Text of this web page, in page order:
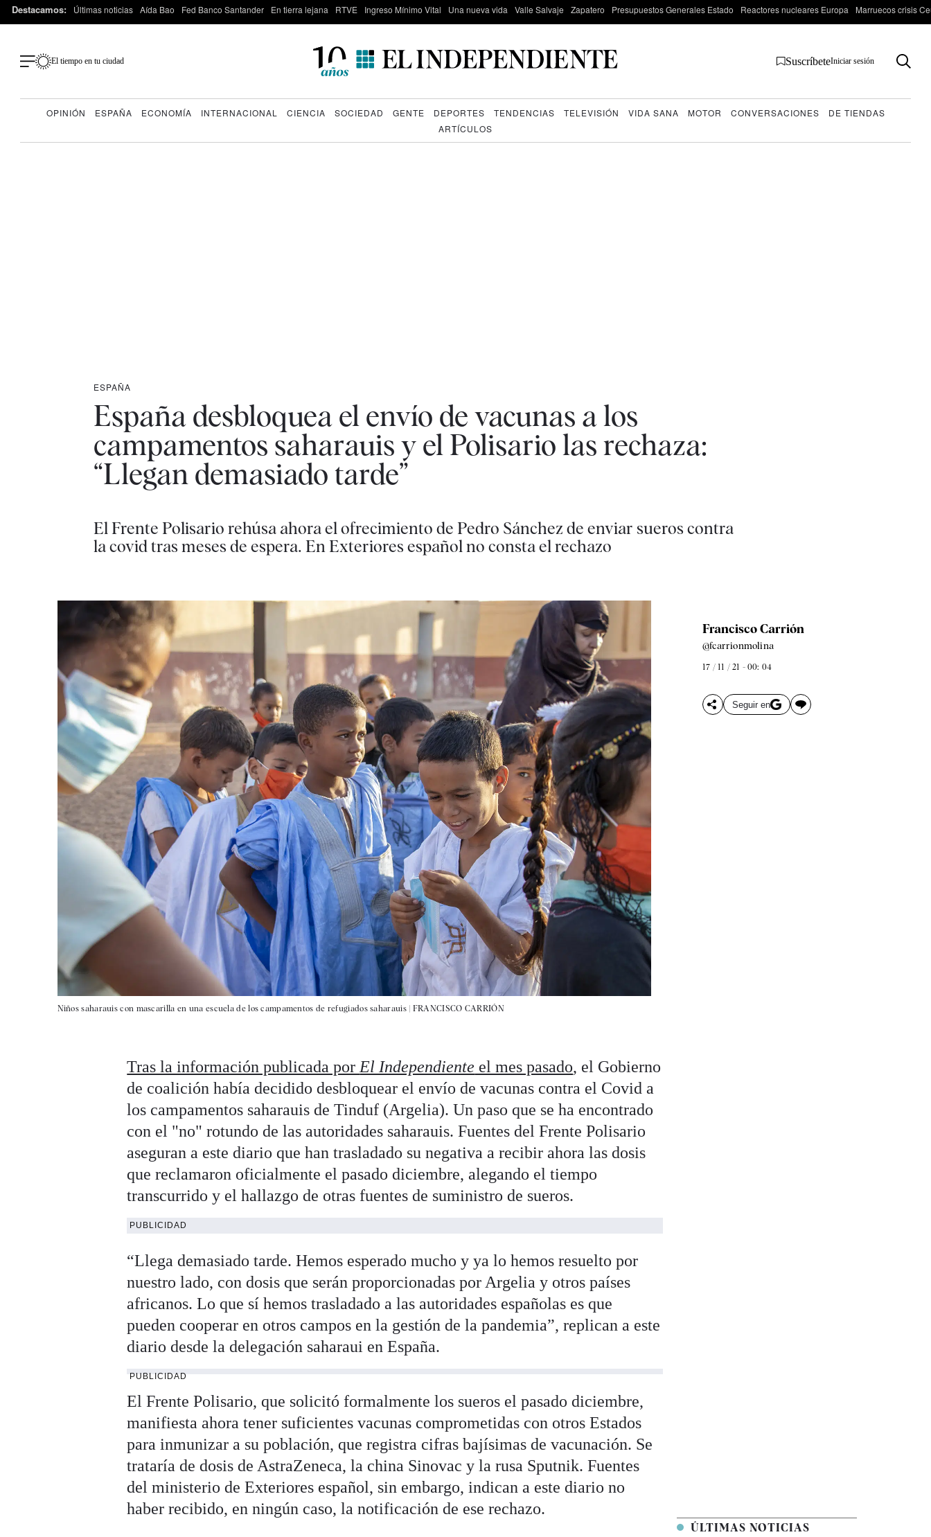
Destacamos: Últimas noticias Aída Bao Fed Banco Santander En tierra lejana RTVE Ingreso Mínimo Vital Una nueva vida Valle Salvaje Zapatero Presupuestos Generales Estado Reactores nucleares Europa Marruecos crisis
El tiempo en tu ciudad SuscríbeteIniciar sesión
OPINIÓN ESPAÑA ECONOMÍA INTERNACIONAL CIENCIA SOCIEDAD GENTE DEPORTES TENDENCIAS TELEVISIÓN VIDA SANA MOTOR CONVERSACIONES
DE TIENDAS
ARTÍCULOS
ESPAÑA
España desbloquea el envío de vacunas a los
campamentos saharauis y el Polisario las rechaza:
“Llegan demasiado tarde”
El Frente Polisario rehúsa ahora el ofrecimiento de Pedro Sánchez de enviar sueros contra
la covid tras meses de espera. En Exteriores español no consta el rechazo
Niños saharauis con mascarilla en una escuela de los campamentos de refugiados saharauis | FRANCISCO CARRIÓN
Francisco Carrión
@fcarrionmolina
17 / 11 / 21 - 00: 04
Seguir en
Tras la información publicada porEl Independiente el mes pasado, el Gobierno
de coalición había decidido desbloquear el envío de vacunas contra el Covid a
los campamentos saharauis de Tinduf (Argelia). Un paso que se ha encontrado
con el "no" rotundo de las autoridades saharauis. Fuentes del Frente Polisario
aseguran a este diario que han trasladado su negativa a recibir ahora las dosis
que reclamaron oficialmente el pasado diciembre, alegando el tiempo
transcurrido y el hallazgo de otras fuentes de suministro de sueros.
PUBLICIDAD
“Llega demasiado tarde. Hemos esperado mucho y ya lo hemos resuelto por
nuestro lado, con dosis que serán proporcionadas por Argelia y otros países
africanos. Lo que sí hemos trasladado a las autoridades españolas es que
pueden cooperar en otros campos en la gestión de la pandemia”, replican a este
diario desde la delegación saharaui en España.
PUBLICIDAD
El Frente Polisario, que solicitó formalmente los sueros el pasado diciembre,
manifiesta ahora tener suficientes vacunas comprometidas con otros Estados
para inmunizar a su población, que registra cifras bajísimas de vacunación. Se
trataría de dosis de AstraZeneca, la china Sinovac y la rusa Sputnik. Fuentes
del ministerio de Exteriores español, sin embargo, indican a este diario no
haber recibido, en ningún caso, la notificación de ese rechazo.
ÚLTIMAS NOTICIAS